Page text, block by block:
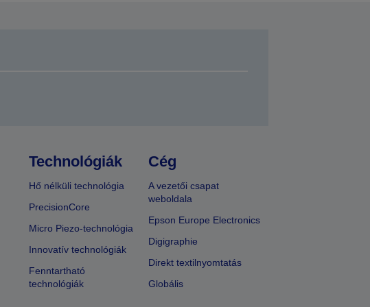
Technológiák
Hő nélküli technológia
PrecisionCore
Micro Piezo-technológia
Innovatív technológiák
Fenntartható
technológiák
Cég
A vezetői csapat
weboldala
Epson Europe Electronics
Digigraphie
Direkt textilnyomtatás
Globális